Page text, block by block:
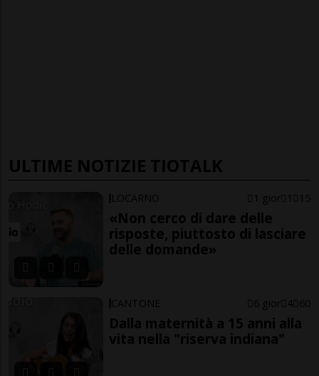
ULTIME NOTIZIE TIOTALK
LOCARNO 1 gior 1 15
«Non cerco di dare delle
risposte, piuttosto di lasciare
delle domande»
CANTONE 6 gior 4 60
Dalla maternità a 15 anni alla
vita nella "riserva indiana"